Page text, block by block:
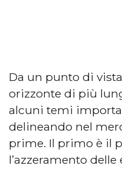
Da un punto di
orizzonte di più
alcuni temi
delineando nel
prime. Il primo è il
l’azzeramento